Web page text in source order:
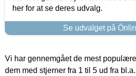
her for at se deres udvalg.
Se udvalget på
Vi har gennemgået de mest
dem med stjerner fra 1 til 5 ud fra